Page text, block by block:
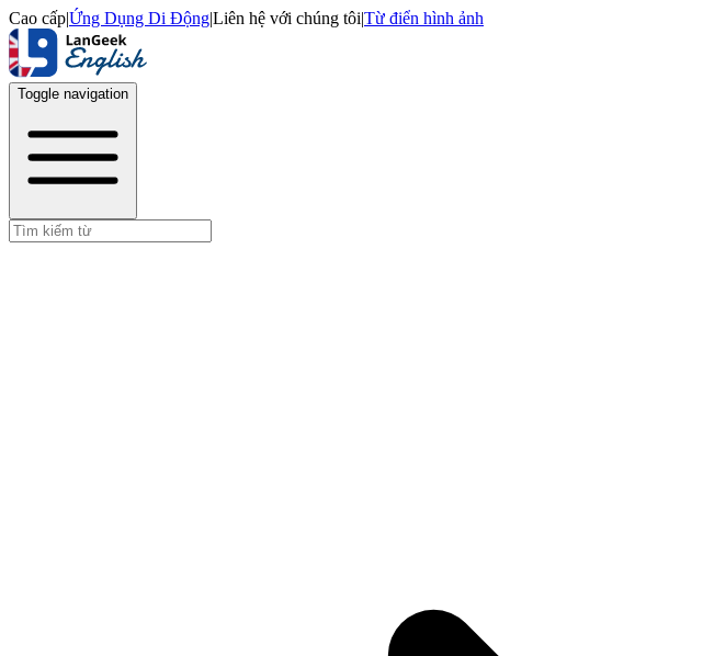
Cao cấp|Ứng Dụng Di Động|Liên hệ với chúng tôi|Từ điển hình ảnh
Toggle navigation